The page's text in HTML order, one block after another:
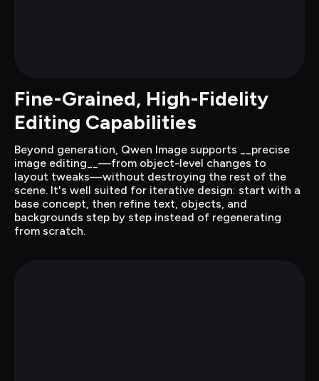
Fine-Grained, High-Fidelity
Editing Capabilities
Beyond generation, Qwen Image supports __precise
image editing__—from object-level changes to
layout tweaks—without destroying the rest of the
scene. It's well suited for iterative design: start with a
base concept, then refine text, objects, and
backgrounds step by step instead of regenerating
from scratch.